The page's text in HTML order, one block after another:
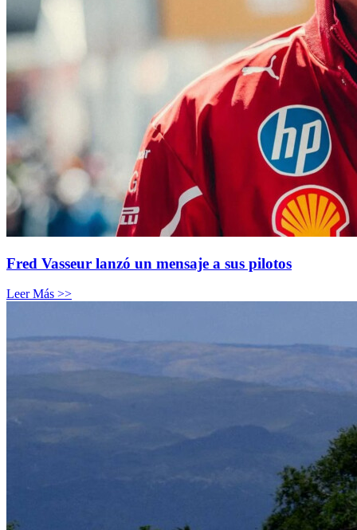
Fred Vasseur lanzó un mensaje a sus pilotos
Leer Más >>